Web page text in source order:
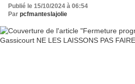
Publié le 15/10/2024 à 06:54
Par pcfmanteslajolie